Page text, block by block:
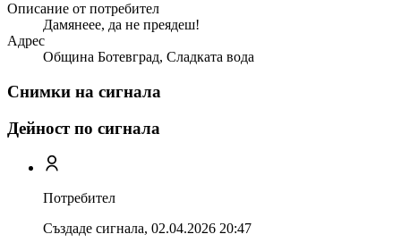
Описание от потребител
Дамянеее, да не преядеш!
Адрес
Община Ботевград, Сладката вода
Снимки на сигнала
Дейност по сигнала
Потребител
Създаде сигнала, 02.04.2026 20:47